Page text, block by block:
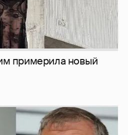
примерила новый